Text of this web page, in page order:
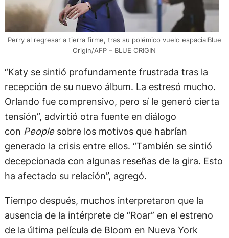
Perry al regresar a tierra firme, tras su polémico vuelo espacialBlue
Origin/AFP – BLUE ORIGIN
“Katy se sintió profundamente frustrada tras la
recepción de su nuevo álbum. La estresó mucho.
Orlando fue comprensivo, pero sí le generó cierta
tensión”, advirtió otra fuente en diálogo
con People sobre los motivos que habrían
generado la crisis entre ellos. “También se sintió
decepcionada con algunas reseñas de la gira. Esto
ha afectado su relación”, agregó.
Tiempo después, muchos interpretaron que la
ausencia de la intérprete de “Roar” en el estreno
de la última película de Bloom en Nueva York